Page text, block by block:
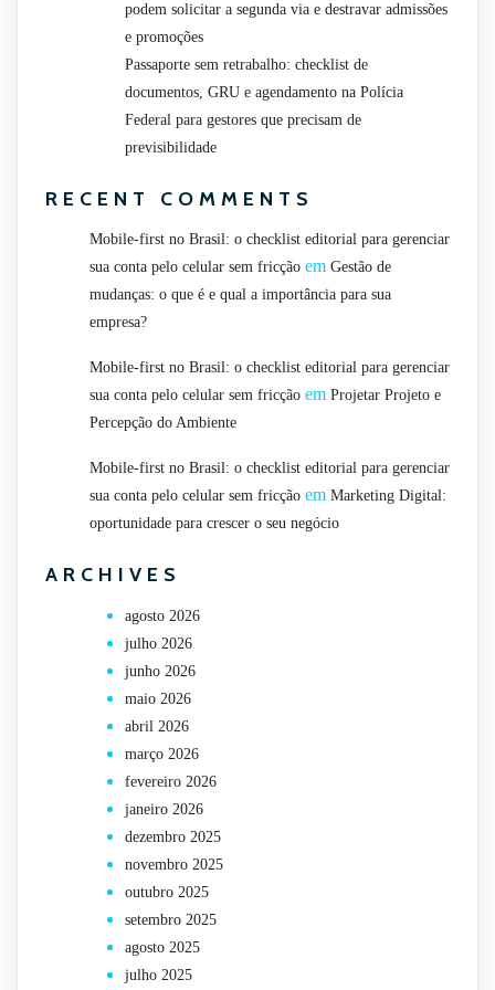
podem solicitar a segunda via e destravar admissões
e promoções
Passaporte sem retrabalho: checklist de
documentos, GRU e agendamento na Polícia
Federal para gestores que precisam de
previsibilidade
RECENT COMMENTS
Mobile-first no Brasil: o checklist editorial para gerenciar
sua conta pelo celular sem fricção em Gestão de
mudanças: o que é e qual a importância para sua
empresa?
Mobile-first no Brasil: o checklist editorial para gerenciar
sua conta pelo celular sem fricção em Projetar Projeto e
Percepção do Ambiente
Mobile-first no Brasil: o checklist editorial para gerenciar
sua conta pelo celular sem fricção em Marketing Digital:
oportunidade para crescer o seu negócio
ARCHIVES
agosto 2026
julho 2026
junho 2026
maio 2026
abril 2026
março 2026
fevereiro 2026
janeiro 2026
dezembro 2025
novembro 2025
outubro 2025
setembro 2025
agosto 2025
julho 2025